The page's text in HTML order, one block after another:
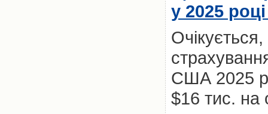
у 2025
США 2025
$16 тис. на